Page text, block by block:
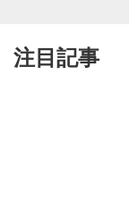
注目記事